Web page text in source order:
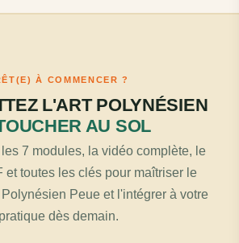
À COMMENCER ?
L'ART POLYNÉSIEN
AU SOL
7 modules, la vidéo complète, le
et toutes les clés pour maîtriser le
Peue et l'intégrer à votre
pratique dès demain.